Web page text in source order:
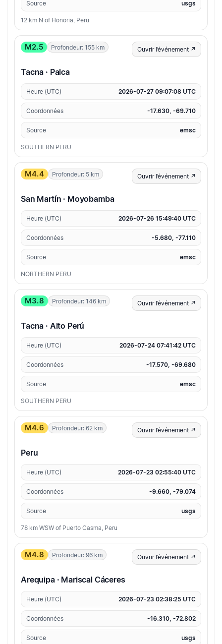
Source usgs
12 km N of Honoria, Peru
M2.5 Profondeur: 155 km Ouvrir l’événement ↗
Tacna · Palca
Heure (UTC) 2026-07-27 09:07:08 UTC
Coordonnées -17.630, -69.710
Source emsc
SOUTHERN PERU
M4.4 Profondeur: 5 km Ouvrir l’événement ↗
San Martín · Moyobamba
Heure (UTC) 2026-07-26 15:49:40 UTC
Coordonnées -5.680, -77.110
Source emsc
NORTHERN PERU
M3.8 Profondeur: 146 km Ouvrir l’événement ↗
Tacna · Alto Perú
Heure (UTC) 2026-07-24 07:41:42 UTC
Coordonnées -17.570, -69.680
Source emsc
SOUTHERN PERU
M4.6 Profondeur: 62 km Ouvrir l’événement ↗
Peru
Heure (UTC) 2026-07-23 02:55:40 UTC
Coordonnées -9.660, -79.074
Source usgs
78 km WSW of Puerto Casma, Peru
M4.8 Profondeur: 96 km Ouvrir l’événement ↗
Arequipa · Mariscal Cáceres
Heure (UTC) 2026-07-23 02:38:25 UTC
Coordonnées -16.310, -72.802
Source usgs